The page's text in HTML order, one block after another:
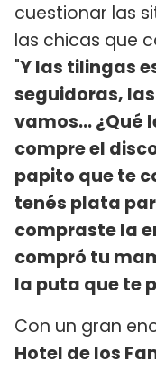
cuestionar las
las chicas que
"Y las tilingas
seguidoras,
vamos... ¿Qué
compre el
papito que te
tenés plata
compraste la
compró tu
la puta que te
Con un gran
Hotel de los